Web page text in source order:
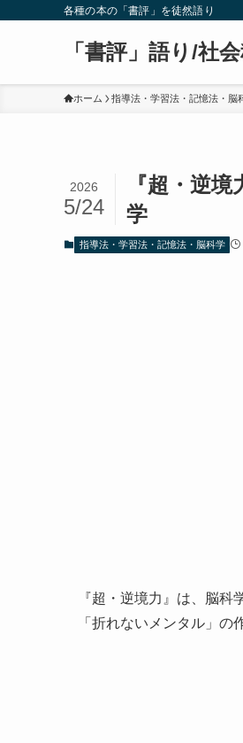
各種の本の「書評」を徒然語り
「書評」語り/社
ホーム 指導法・学習法・記憶法・脳
『超・逆
学
2026
5/24
指導法・学習法・記憶法・脳科学
『超・逆境力』は、脳科
「折れないメンタル」